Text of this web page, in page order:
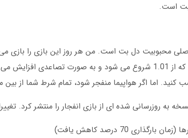
است.
اصلی محبوبیت دل بت است. من هر روز این بازی را بازی
کند: شما یک ضریب دارید که از 1.01 شروع می شود و به صورت
اما اگر هواپیما منفجر شود، تمام شرط شما از بین
70 درصد کاهش یافت)